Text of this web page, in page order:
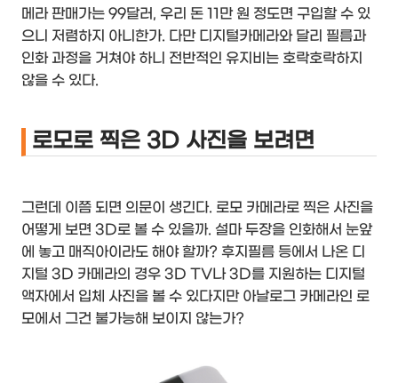
메라 판매가는 99달러, 우리 돈 11만 원 정도면 구입할 수 있
으니 저렴하지 아니한가. 다만 디지털카메라와 달리 필름과
인화 과정을 거쳐야 하니 전반적인 유지비는 호락호락하지
않을 수 있다.
로모로 찍은 3D 사진을 보려면
그런데 이쯤 되면 의문이 생긴다. 로모 카메라로 찍은 사진을
어떻게 보면 3D로 볼 수 있을까. 설마 두장을 인화해서 눈앞
에 놓고 매직아이라도 해야 할까? 후지필름 등에서 나온 디
지털 3D 카메라의 경우 3D TV나 3D를 지원하는 디지털
액자에서 입체 사진을 볼 수 있다지만 아날로그 카메라인 로
모에서 그건 불가능해 보이지 않는가?